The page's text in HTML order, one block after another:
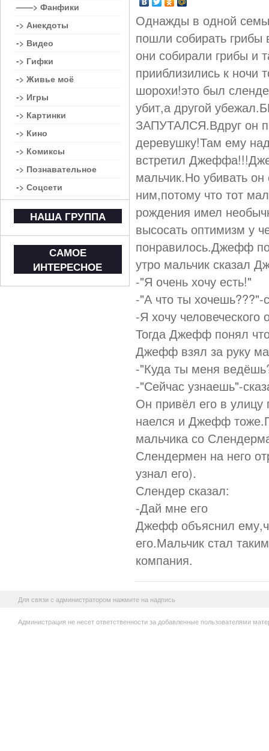
Однажды в одной
пошли собирать грибы
они собирали грибы и
прииблизились к ночи
шорохи!это был
убит,а другой
ЗАПУТАЛСЯ.Вдруг он
деревушку!Там ему
встретил
мальчик.Но убивать
ним,потому что тот
рождения имел
высосать оптимизм у
понравилось.Джефф
утро мальчик сказал
-"Я очень хочу есть!"
-"А что ты
-Я хочу человеческого
Тогда Джефф понял
Джефф взял за руку
-"Куда ты меня
-"Сейчас узнаешь"-
Он привёл его в
наелся и Джефф
мальчика со
Слендермен на него
узнал его).
Слендер сказал:
-Дай мне его
Джефф объяснил
его.Мальчик стал
компания.
——> Фанфики
-> Анекдоты
-> Видео
-> Гифки
-> Живье моё
-> Игры
-> Картинки
-> Кино
-> Комиксы
-> Познавательное
-> Соцсети
НАША ГРУППА
САМОЕ
ИНТЕРЕСНОЕ
Для связи с администратором нажмите на надпись
Администрация не несет ответственности за добавленные пользователями